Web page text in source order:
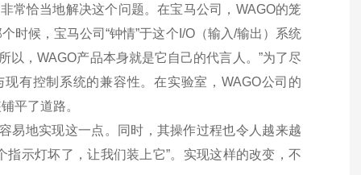
常恰当地解决这个问题。在宝马公司， WAGO的笼
时候，宝马公司“钟情”于这个 I/O（输入/输出）系统
以，WAGO产品本身就是它自己的代言人。 ”为了尽
有控制系统的兼容性。在实验室， WAGO公司的
平了道路。
易地实现这一点。同时，其操作过程也令人越来越
指示灯坏了，让我们装上它”。实现这样的改变，不